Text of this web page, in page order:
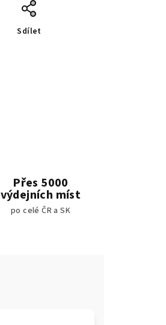
Sdílet
Přes 5000
výdejních míst
po celé ČR a SK